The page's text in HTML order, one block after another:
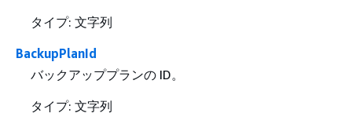
タイプ: 文字列
BackupPlanId
バックアッププランの ID。
タイプ: 文字列